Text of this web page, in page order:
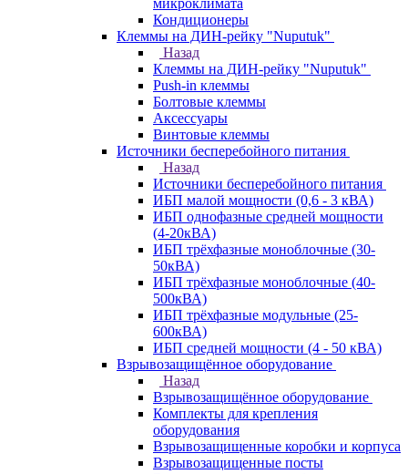
микроклимата
Кондиционеры
Клеммы на ДИН-рейку "Nuputuk"
Назад
Клеммы на ДИН-рейку "Nuputuk"
Push-in клеммы
Болтовые клеммы
Аксессуары
Винтовые клеммы
Источники бесперебойного питания
Назад
Источники бесперебойного питания
ИБП малой мощности (0,6 - 3 кВА)
ИБП однофазные средней мощности
(4-20кВА)
ИБП трёхфазные моноблочные (30-
50кВА)
ИБП трёхфазные моноблочные (40-
500кВА)
ИБП трёхфазные модульные (25-
600кВА)
ИБП средней мощности (4 - 50 кВА)
Взрывозащищённое оборудование
Назад
Взрывозащищённое оборудование
Комплекты для крепления
оборудования
Взрывозащищенные коробки и корпуса
Взрывозащищенные посты